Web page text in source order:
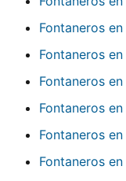
Fontaneros en
Fontaneros en
Fontaneros en
Fontaneros en
Fontaneros en
Fontaneros en